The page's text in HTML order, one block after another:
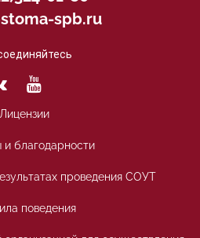
spb.ru
Лицензии
благодарности
проведения СОУТ
поведения